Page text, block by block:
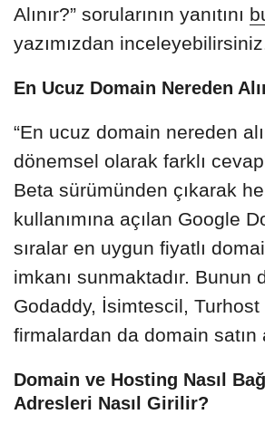
Alınır?” sorularının yanıtını
yazımızdan
En Ucuz Domain Nereden
“En ucuz domain nereden
dönemsel olarak farklı
Beta sürümünden çıkarak
kullanımına açılan Google
sıralar en uygun fiyatlı
imkanı sunmaktadır. Bunun
Godaddy, İsimtescil, Turhost
firmalardan da domain satın
Domain ve Hosting Nasıl
Adresleri Nasıl Girilir?